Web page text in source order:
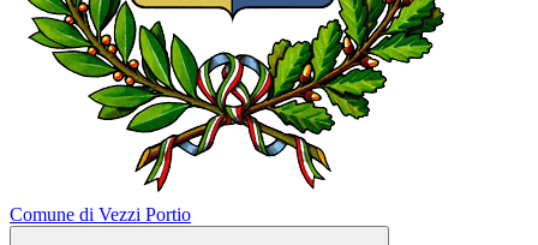
Comune di Vezzi Portio